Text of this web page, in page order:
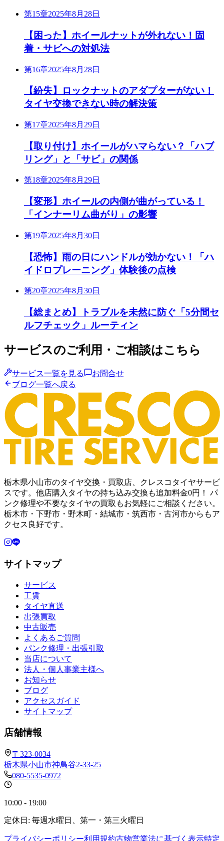
第15章2025年8月28日
【困った】ホイールナットが外れない！固
着・サビへの対処法
第16章2025年8月28日
【紛失】ロックナットのアダプターがない！
タイヤ交換できない時の解決策
第17章2025年8月29日
【取り付け】ホイールがハマらない？「ハブ
リング」と「サビ」の関係
第18章2025年8月29日
【変形】ホイールの内側が曲がっている！
「インナーリム曲がり」の影響
第19章2025年8月30日
【恐怖】雨の日にハンドルが効かない！「ハ
イドロプレーニング」体験後の点検
第20章2025年8月30日
【総まとめ】トラブルを未然に防ぐ「5分間セ
ルフチェック」ルーティン
サービスのご利用・ご相談はこちら
サービス一覧を見る
お問合せ
ブログ一覧へ戻る
栃木県小山市のタイヤ交換・買取店、クレスコタイヤサービ
スです。他店購入タイヤの持ち込み交換も追加料金0円！ パ
ンク修理や不要なタイヤの買取もお気軽にご相談ください。
栃木市・下野市・野木町・結城市・筑西市・古河市からもア
クセス良好です。
サイトマップ
サービス
工賃
タイヤ直送
出張買取
中古販売
よくあるご質問
パンク修理・出張引取
当店について
法人・個人事業主様へ
お知らせ
ブログ
アクセスガイド
サイトマップ
店舗情報
〒323-0034
栃木県小山市神鳥谷2-33-25
080-5535-0972
10:00 - 19:00
定休日: 毎週水曜日、第一・第三火曜日
プライバシーポリシー利用規約古物営業法に基づく表示特定